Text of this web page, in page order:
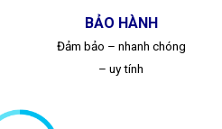
BẢO HÀNH
Đảm bảo – nhanh chóng
– uy tính